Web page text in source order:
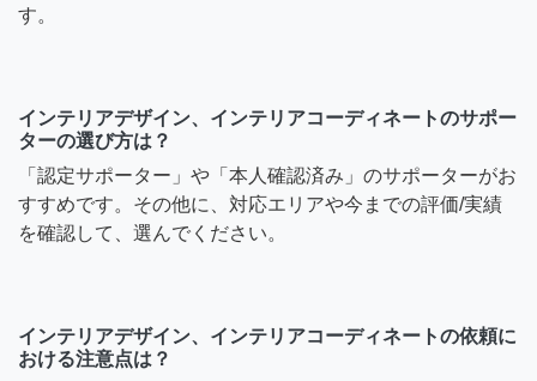
す。
インテリアデザイン、インテリアコーディネートのサポー
ターの選び方は？
「認定サポーター」や「本人確認済み」のサポーターがお
すすめです。その他に、対応エリアや今までの評価/実績
を確認して、選んでください。
インテリアデザイン、インテリアコーディネートの依頼に
おける注意点は？